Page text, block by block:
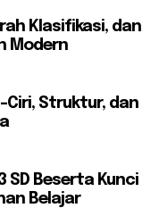
Klasifikasi, dan
Modern
Ciri, Struktur, dan
SD Beserta Kunci
Belajar